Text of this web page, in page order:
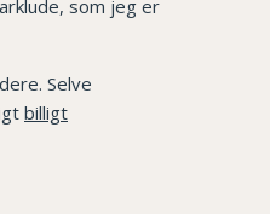
som jeg er
Selve
billigt